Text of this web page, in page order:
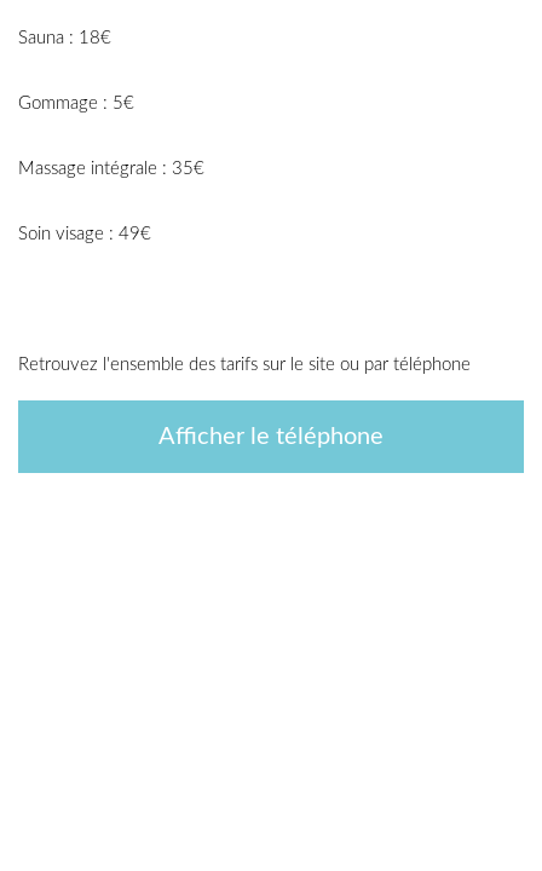
Sauna : 18€
Gommage : 5€
Massage intégrale : 35€
Soin visage : 49€
Retrouvez l'ensemble des tarifs sur le site ou par téléphone
Afficher le téléphone